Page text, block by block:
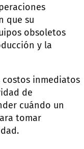
que su
obsoletos
y la
costos inmediatos
de
cuándo un
tomar